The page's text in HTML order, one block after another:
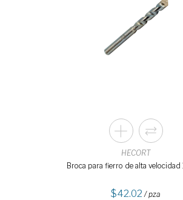
HECORT
Broca para fierro de alta
42.02 / pza